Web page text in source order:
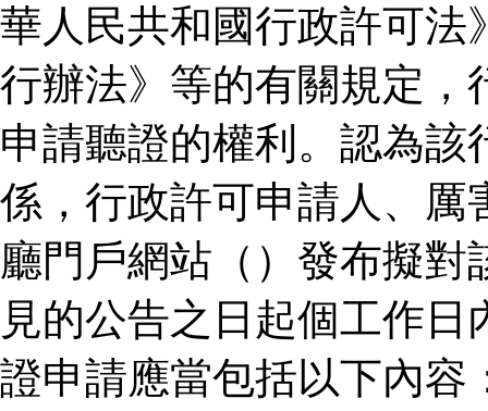
華人民共和國行政許可法
行辦法》等的有關規定，
申請聽證的權利。認為
係，行政許可申請人、厲
廳門戶網站（）發布擬
見的公告之日起個工作
證申請應當包括以下內容